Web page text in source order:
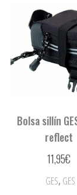
Bolsa sillín
reflect
11,95€
GES, GES